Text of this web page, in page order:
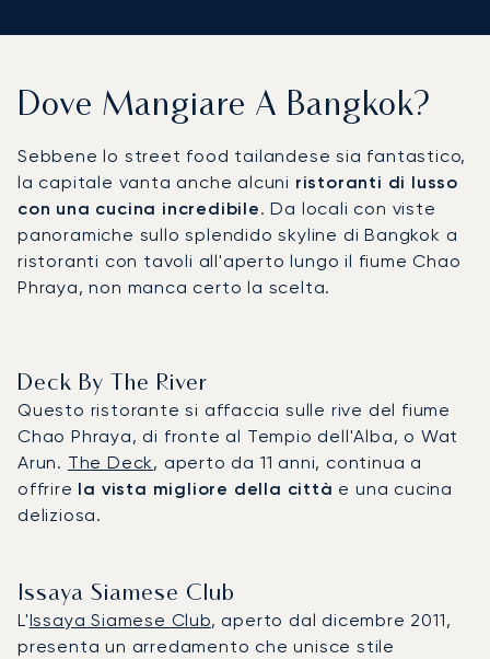
Dove Mangiare A Bangkok?
Sebbene lo street food tailandese sia fantastico,
la capitale vanta anche alcuni ristoranti di lusso
con una cucina incredibile. Da locali con viste
panoramiche sullo splendido skyline di Bangkok a
ristoranti con tavoli all'aperto lungo il fiume Chao
Phraya, non manca certo la scelta.
Deck By The River
Questo ristorante si affaccia sulle rive del fiume
Chao Phraya, di fronte al Tempio dell'Alba, o Wat
Arun. The Deck, aperto da 11 anni, continua a
offrire la vista migliore della città e una cucina
deliziosa.
Issaya Siamese Club
L'Issaya Siamese Club, aperto dal dicembre 2011,
presenta un arredamento che unisce stile